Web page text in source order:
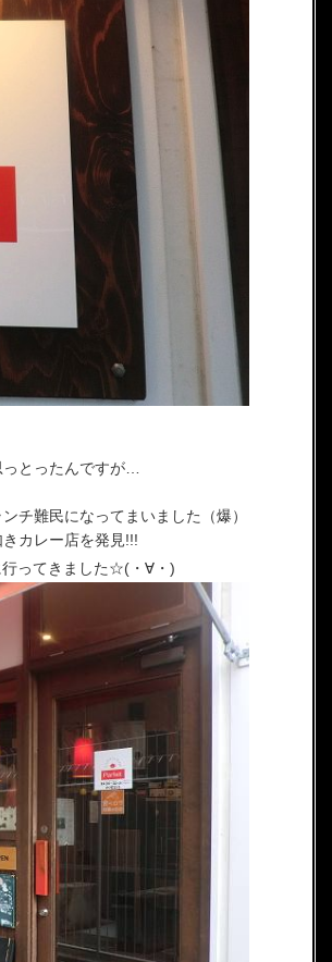
っとったんですが…
チ難民になってまいました（爆）
カレー店を発見!!!
行ってきました☆(・∀・)